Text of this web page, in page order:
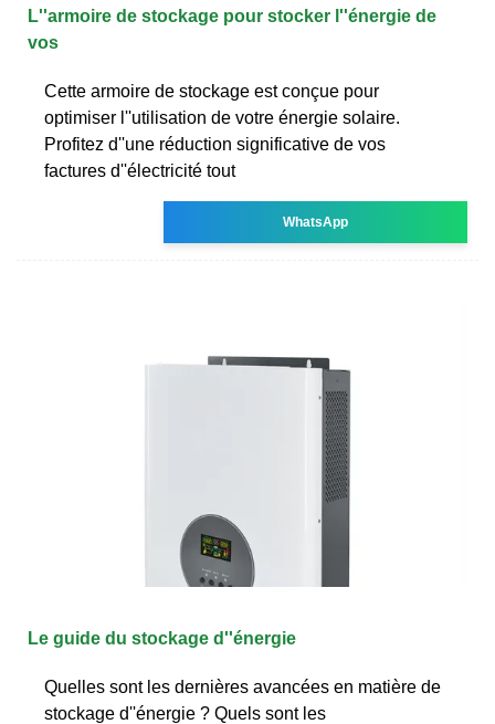
L''armoire de stockage pour stocker l''énergie de
vos
Cette armoire de stockage est conçue pour
optimiser l''utilisation de votre énergie solaire.
Profitez d''une réduction significative de vos
factures d''électricité tout
WhatsApp
Le guide du stockage d''énergie
Quelles sont les dernières avancées en matière de
stockage d''énergie ? Quels sont les